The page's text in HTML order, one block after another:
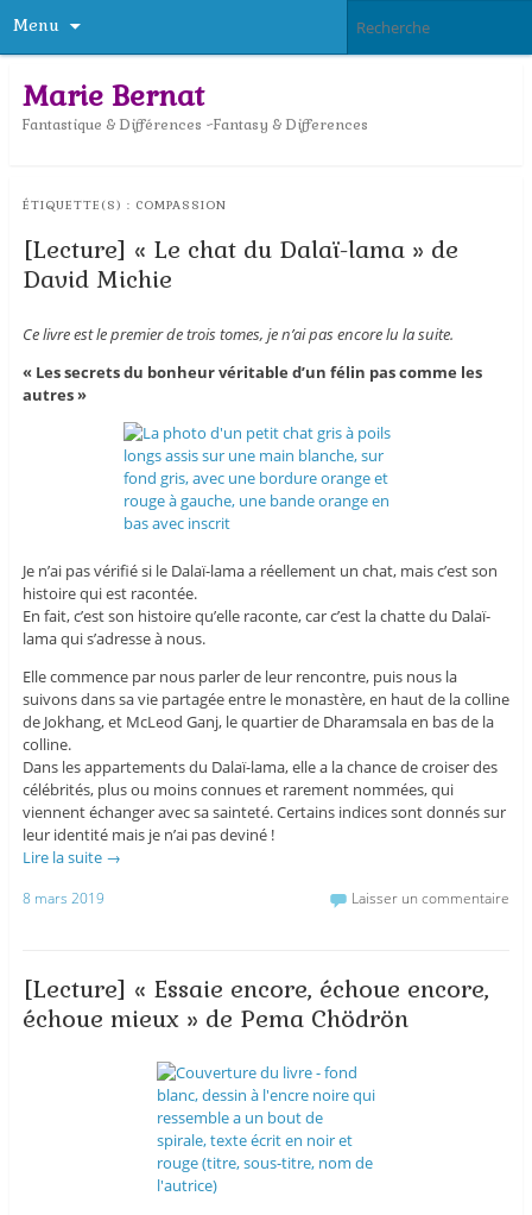
Menu
Marie Bernat
Fantastique & Différences ~Fantasy & Differences
ÉTIQUETTE(S) : COMPASSION
[Lecture] « Le chat du Dalaï-lama » de
David Michie
Ce livre est le premier de trois tomes, je n’ai pas encore lu la suite.
« Les secrets du bonheur véritable d’un félin pas comme les
autres »
Je n’ai pas vérifié si le Dalaï-lama a réellement un chat, mais c’est son
histoire qui est racontée.
En fait, c’est son histoire qu’elle raconte, car c’est la chatte du Dalaï-
lama qui s’adresse à nous.
Elle commence par nous parler de leur rencontre, puis nous la
suivons dans sa vie partagée entre le monastère, en haut de la colline
de Jokhang, et McLeod Ganj, le quartier de Dharamsala en bas de la
colline.
Dans les appartements du Dalaï-lama, elle a la chance de croiser des
célébrités, plus ou moins connues et rarement nommées, qui
viennent échanger avec sa sainteté. Certains indices sont donnés sur
leur identité mais je n’ai pas deviné !
Lire la suite →
8 mars 2019 Laisser un commentaire
[Lecture] « Essaie encore, échoue encore,
échoue mieux » de Pema Chödrön